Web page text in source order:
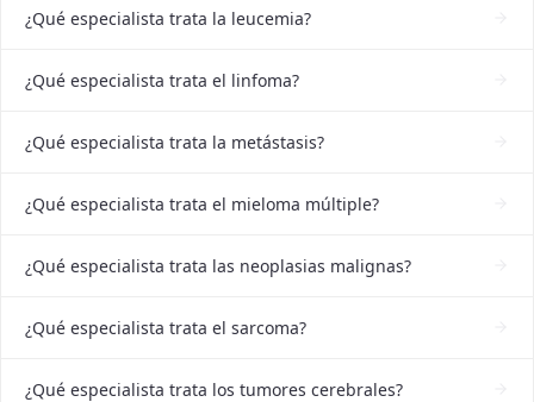
¿Qué especialista trata la leucemia?
¿Qué especialista trata el linfoma?
¿Qué especialista trata la metástasis?
¿Qué especialista trata el mieloma múltiple?
¿Qué especialista trata las neoplasias malignas?
¿Qué especialista trata el sarcoma?
¿Qué especialista trata los tumores cerebrales?